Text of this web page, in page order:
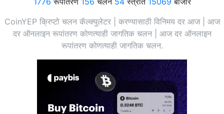
CoinYEP क्रिप्टो चलन कॅल्क्युलेटर | करण्यासाठी विनिमय दर आज | आज
दर ऑनलाइन रूपांतरण कोणत्याही जागतिक चलन | आज दर ऑनलाइन
रूपांतरण कोणत्याही जागतिक चलन.